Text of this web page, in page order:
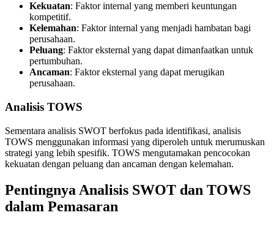
Kekuatan: Faktor internal yang memberi keuntungan
kompetitif.
Kelemahan: Faktor internal yang menjadi hambatan bagi
perusahaan.
Peluang: Faktor eksternal yang dapat dimanfaatkan untuk
pertumbuhan.
Ancaman: Faktor eksternal yang dapat merugikan
perusahaan.
Analisis TOWS
Sementara analisis SWOT berfokus pada identifikasi, analisis
TOWS menggunakan informasi yang diperoleh untuk merumuskan
strategi yang lebih spesifik. TOWS mengutamakan pencocokan
kekuatan dengan peluang dan ancaman dengan kelemahan.
Pentingnya Analisis SWOT dan TOWS
dalam Pemasaran